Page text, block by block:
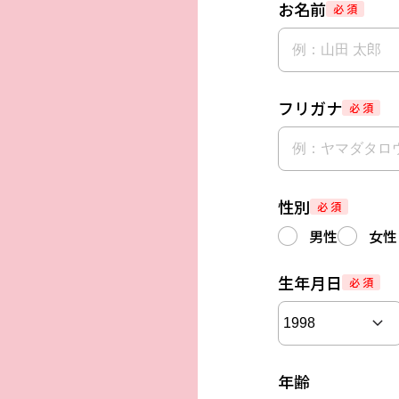
お名前 必 須
フリガナ 必 須
性別 必 須
男性 女性
生年月日 必 須
年齢